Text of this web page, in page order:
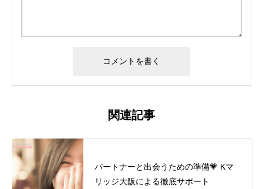
関連記事
パートナーと出会うための準備💗 Kマ
リッジ大阪による徹底サポート